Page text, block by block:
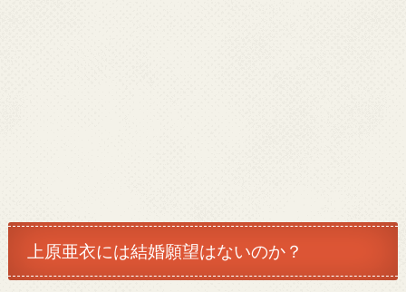
上原亜衣には結婚願望はないのか？